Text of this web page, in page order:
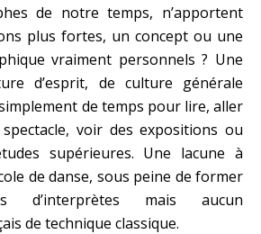
de notre temps, n’apportent
plus fortes, un concept ou une
vraiment personnels ? Une
d’esprit, de culture générale
de temps pour lire, aller
voir des expositions ou
supérieures. Une lacune à
de danse, sous peine de former
d’interprètes mais aucun
de technique classique.